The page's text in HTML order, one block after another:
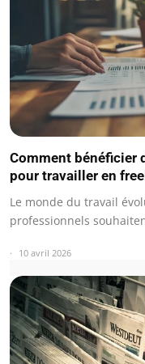
Comment bénéficier
pour travailler en
Le monde du travail
professionnels
10 avril 2026